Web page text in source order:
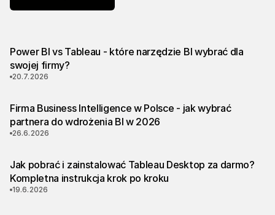
Power BI vs Tableau - które narzędzie BI wybrać dla
swojej firmy?
20.7.2026
Firma Business Intelligence w Polsce - jak wybrać
partnera do wdrożenia BI w 2026
26.6.2026
Jak pobrać i zainstalować Tableau Desktop za darmo?
Kompletna instrukcja krok po kroku
19.6.2026